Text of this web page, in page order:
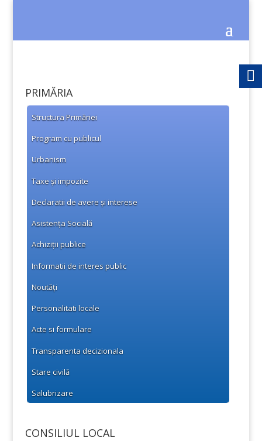
PRIMĂRIA
Structura Primăriei
Program cu publicul
Urbanism
Taxe și impozite
Declaratii de avere și interese
Asistența Socială
Achiziții publice
Informatii de interes public
Noutăți
Personalitati locale
Acte si formulare
Transparenta decizionala
Stare civilă
Salubrizare
CONSILIUL LOCAL